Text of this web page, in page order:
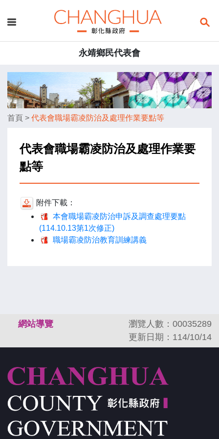
永靖鄉民代表會
首頁 > 代表會職場霸凌防治及處理作業要點等
代表會職場霸凌防治及處理作業要
點等
附件下載：
本會職場霸凌防治申訴及調查處理要點
(114.10.13第1次修正)
職場霸凌防治教育訓練講義
網站導覽
瀏覽人數：00035289
更新日期：114/10/14